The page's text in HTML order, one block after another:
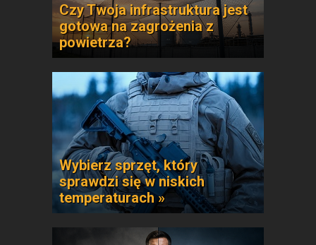
Czy Twoja infrastruktura jest
gotowa na zagrożenia z
powietrza?
Wybierz sprzęt, który
sprawdzi się w niskich
temperaturach »